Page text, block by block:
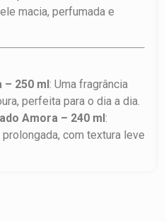
macia, perfumada e
– 250 ml: Uma fragrância
perfeita para o dia a dia.
Amora – 240 ml:
com textura leve